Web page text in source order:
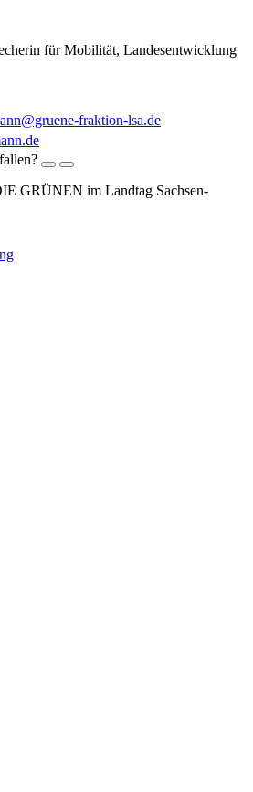
für Mobilität, Landesentwicklung
fraktion-lsa.de
GRÜNEN im Landtag Sachsen-